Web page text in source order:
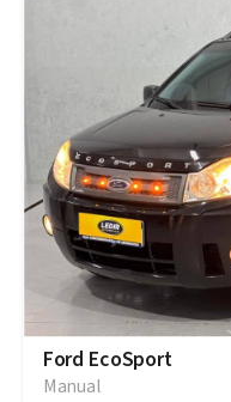
Ford EcoSport
Manual